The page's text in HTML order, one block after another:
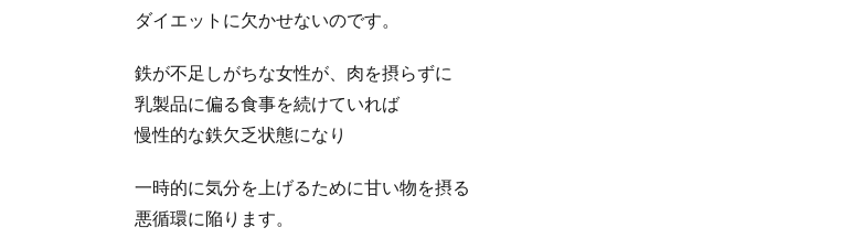
ダイエットに欠かせないのです。
鉄が不足しがちな女性が、肉を摂らずに
乳製品に偏る食事を続けていれば
慢性的な鉄欠乏状態になり
一時的に気分を上げるために甘い物を摂る
悪循環に陥ります。